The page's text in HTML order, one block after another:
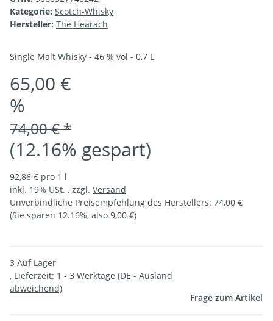
Kategorie: Scotch-Whisky
Hersteller: The Hearach
Single Malt Whisky - 46 % vol - 0,7 L
65,00 €
%
74,00 € *
(12.16% gespart)
92,86 € pro 1 l
inkl. 19% USt. , zzgl. Versand
Unverbindliche Preisempfehlung des Herstellers: 74,00 €
(Sie sparen 12.16%, also 9,00 €)
3 Auf Lager
, Lieferzeit: 1 - 3 Werktage (DE - Ausland
abweichend)
Frage zum Artikel